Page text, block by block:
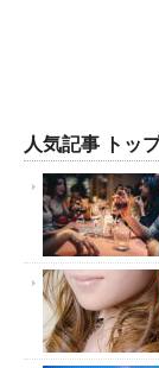
人気記事 トッ